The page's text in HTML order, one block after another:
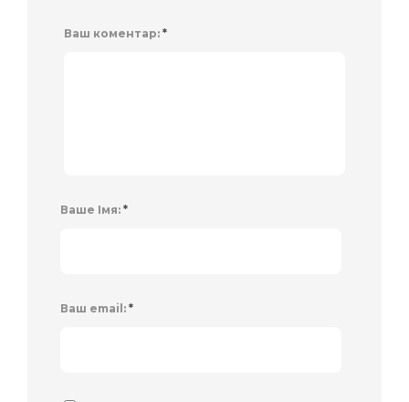
Ваш коментар: *
Ваше Імя: *
Ваш email: *